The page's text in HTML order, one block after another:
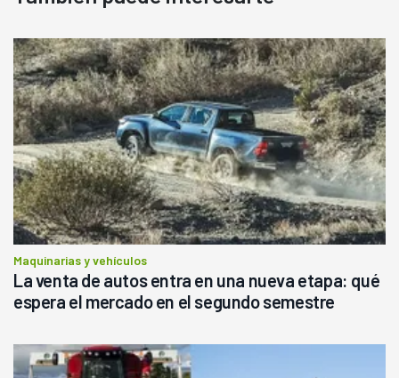
Maquinarias y vehículos
La venta de autos entra en una nueva etapa: qué
espera el mercado en el segundo semestre